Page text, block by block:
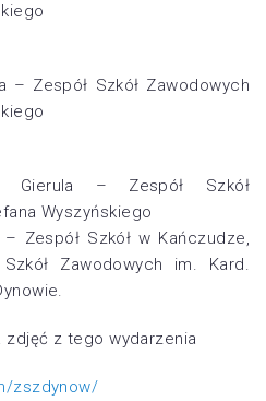
– Zespół Szkół Zawodowych
Gierula – Zespół Szkół
Wyszyńskiego
Zespół Szkół w Kańczudze,
Zawodowych im. Kard.
z tego wydarzenia
zszdynow/